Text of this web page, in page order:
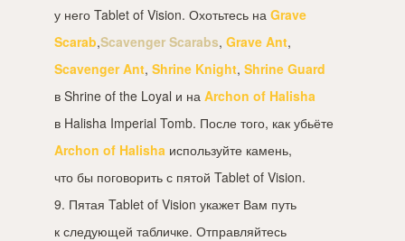
у него Tablet of Vision. Охотьтесь на Grave
Scarab,Scavenger Scarabs, Grave Ant,
Scavenger Ant, Shrine Knight, Shrine Guard
в Shrine of the Loyal и на Archon of Halisha
в Halisha Imperial Tomb. После того, как убьёте
Archon of Halisha используйте камень,
что бы поговорить с пятой Tablet of Vision.
9. Пятая Tablet of Vision укажет Вам путь
к следующей табличке. Отправляйтесь